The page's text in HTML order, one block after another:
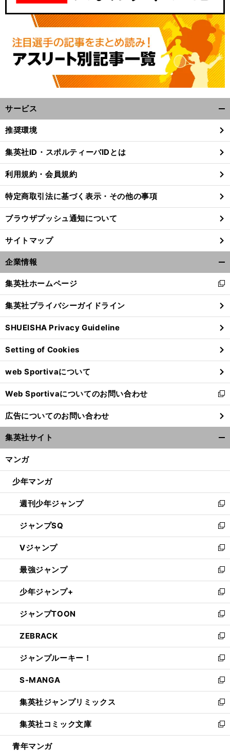
サービス
閉
る
推奨環境
集英社ID・スポルティーバIDとは
利用規約・会員規約
特定商取引法に基づく表示・その他の事項
ブラウザプッシュ通知について
サイトマップ
企業情報
閉
る
集英社ホームページ
新
し
い
ウ
ィ
ン
ド
ウ
で
開
く
集英社プライバシーガイドライン
SHUEISHA Privacy Guideline
Setting of Cookies
web Sportivaについて
Web Sportivaについてのお問い合わせ
新
し
い
ウ
ィ
ン
ウ
開
く
広告についてのお問い合わせ
集英社サイト
マンガ
少年マンガ
週刊少年ジャンプ
新
し
い
ウ
ィ
ン
ド
ウ
で
開
く
ジャンプSQ
新
し
い
ウ
ィ
ン
ド
ウ
で
開
く
Vジャンプ
新
し
い
ウ
ィ
ン
ド
ウ
で
開
く
最強ジャンプ
新
し
い
ウ
ィ
ン
ド
ウ
で
開
く
少年ジャンプ+
新
し
い
ウ
ィ
ン
ド
ウ
で
開
く
ジャンプTOON
新
し
い
ウ
ィ
ン
ド
ウ
で
開
く
ZEBRACK
新
し
い
ウ
ィ
ン
ド
ウ
で
開
ジャンプルーキー！
新
し
い
ウ
ィ
ン
ド
ウ
S-MANGA
新
し
い
ウ
ィ
ン
集英社ジャンプリミックス
新
し
い
ウ
集英社コミック文庫
新
し
青年マンガ